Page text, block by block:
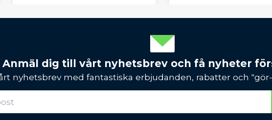
Anmäl dig till vårt nyhetsbrev och få nyheter
nyhetsbrev med fantastiska erbjudanden, rabatter och